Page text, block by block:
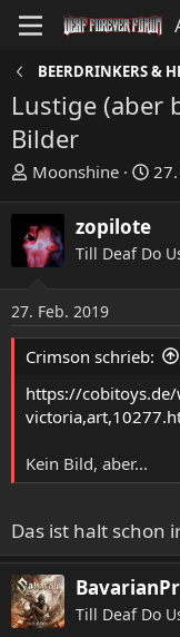
BEERDRINKERS &
Lustige (aber
Bilder
E
s
t
e
l
e
r
Moonshine
E
e
l
t
a
zopilote
Till Deaf Do
27. Feb. 2019
Crimson schrieb:
https://
Kein Bild, aber...
Das ist halt schon
Till Deaf Do